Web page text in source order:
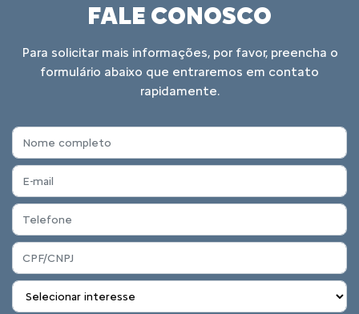
FALE CONOSCO
Para solicitar mais informações, por favor, preencha o
formulário abaixo que entraremos em contato
rapidamente.